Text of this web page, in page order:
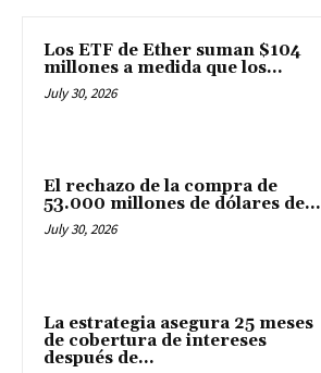
Los ETF de Ether suman $104
millones a medida que los...
July 30, 2026
El rechazo de la compra de
53.000 millones de dólares de...
July 30, 2026
La estrategia asegura 25 meses
de cobertura de intereses
después de...